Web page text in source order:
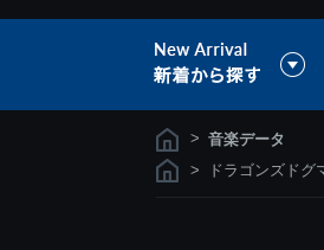
> 音楽データ
>
ドラゴンズドグ